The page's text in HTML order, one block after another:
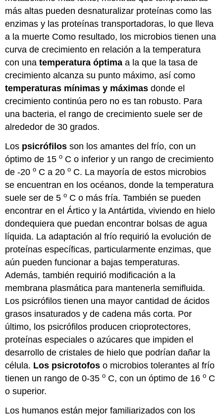
más altas pueden desnaturalizar proteínas como las
enzimas y las proteínas transportadoras, lo que lleva
a la muerte Como resultado, los microbios tienen una
curva de crecimiento en relación a la temperatura
con unatemperatura óptima a la que la tasa de
crecimiento alcanza su punto máximo, así como
temperaturas mínimas y máximas donde el
crecimiento continúa pero no es tan robusto. Para
una bacteria, el rango de crecimiento suele ser de
alrededor de 30 grados.
Los psicrófilos son los amantes del frío, con un
óptimo de 15o C o inferior y un rango de crecimiento
de -20o C a 20o C. La mayoría de estos microbios
se encuentran en los océanos, donde la temperatura
suele ser de 5o C o más fría. También se pueden
encontrar en el Ártico y la Antártida, viviendo en hielo
dondequiera que puedan encontrar bolsas de agua
líquida. La adaptación al frío requirió la evolución de
proteínas específicas, particularmente enzimas, que
aún pueden funcionar a bajas temperaturas.
Además, también requirió modificación a la
membrana plasmática para mantenerla semifluida.
Los psicrófilos tienen una mayor cantidad de ácidos
grasos insaturados y de cadena más corta. Por
último, los psicrófilos producen crioprotectores,
proteínas especiales o azúcares que impiden el
desarrollo de cristales de hielo que podrían dañar la
célula. Los psicrotofos o microbios tolerantes al frío
tienen un rango de 0-35o C, con un óptimo de 16o C
o superior.
Los humanos están mejor familiarizados con los